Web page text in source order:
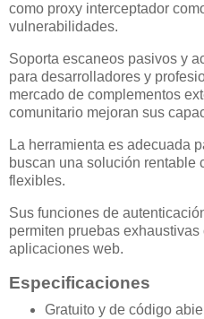
como proxy interceptador
vulnerabilidades.
Soporta escaneos pasivos y
para desarrolladores y
mercado de complementos
comunitario mejoran sus
La herramienta es adecuada
buscan una solución rentable
flexibles.
Sus funciones de
permiten pruebas
aplicaciones web.
Especificaciones
Gratuito y de código